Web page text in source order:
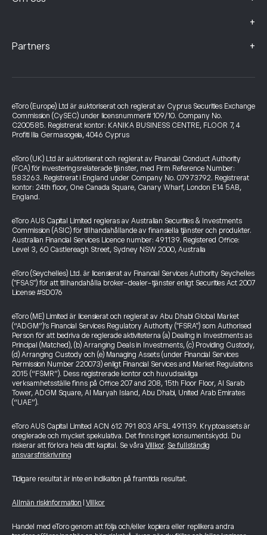
+
Partners +
eToro (Europe) Ltd är auktoriserat och reglerat av Cyprus Securities Exchange
Commission (CySEC) under licensnummer# 109/10. Company No.
C200585. Registrerat kontor: KANIKA BUSINESS CENTRE, FLOOR 7, 4
Profiti Ilia Germasogeia, 4046 Cyprus
eToro (UK) Ltd är auktoriserat och reglerat av Financial Conduct Authority
(FCA) för investeringsrelaterade tjänster, med Firm Reference Number:
583263. Registrerat i England under Company No. 07973792. Registrerat
kontor: 24th floor, One Canada Square, Canary Wharf, London E14 5AB,
England.
eToro AUS Capital Limited regleras av Australian Securities & Investments
Commission (ASIC) för tillhandahållande av finansiella tjänster och produkter.
Australian Financial Services Licence number: 491139. Registered Office:
Level 3, 60 Castlereagh Street, Sydney NSW 2000, Australia
eToro (Seychelles) Ltd. är licensierat av Financial Services Authority Seychelles
("FSAS") för att tillhandahålla broker-dealer-tjänster enligt Securities Act 2007
License #SD076
eToro (ME) Limited är licensierat och reglerat av Abu Dhabi Global Market
(“ADGM”)’s Financial Services Regulatory Authority ("FSRA") som Authorised
Person för att bedriva de reglerade aktiviteterna (a) Dealing in Investments as
Principal (Matched), (b) Arranging Deals in Investments, (c) Providing Custody,
(d) Arranging Custody och (e) Managing Assets (under Financial Services
Permission Number 220073) enligt Financial Services and Market Regulations
2015 (“FSMR”). Dess registrerade kontor och huvudsakliga
verksamhetsställe finns på Office 207 and 208, 15th Floor Floor, Al Sarab
Tower, ADGM Square, Al Maryah Island, Abu Dhabi, United Arab Emirates
(“UAE”).
eToro AUS Capital Limited ACN 612 791 803 AFSL 491139. Kryptoassets är
oreglerade och mycket spekulativa. Det finns inget konsumentskydd. Du
riskerar att förlora hela ditt kapital. Se våra Villkor. Se fullständig
ansvarsfriskrivning
Tidigare resultat är inte en indikation på framtida resultat.
Allmän riskinformation Villkor
Handel med eToro genom att följa och/eller kopiera eller replikera andra